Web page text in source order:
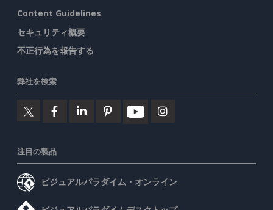
Content Guidelines
セキュリティ概要
不正行為を報告する
弊社を検索
注目の製品
ビジュアルパラダイム・オンライン